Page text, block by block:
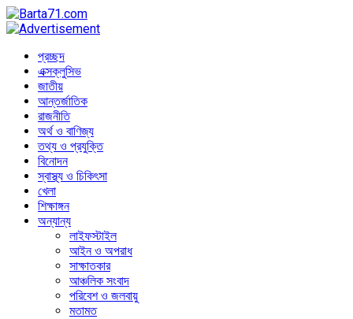
প্রচ্ছদ
এক্সক্লুসিভ
জাতীয়
আন্তর্জাতিক
রাজনীতি
অর্থ ও বাণিজ্য
তথ্য ও প্রযুক্তি
বিনোদন
স্বাস্থ্য ও চিকিৎসা
খেলা
শিক্ষাঙ্গন
অন্যান্য
লাইফস্টাইল
আইন ও অপরাধ
সাক্ষাতকার
আঞ্চলিক সংবাদ
পরিবেশ ও জলবায়ু
মতামত